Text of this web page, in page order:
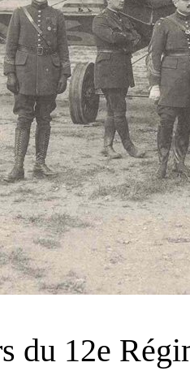
du 12e